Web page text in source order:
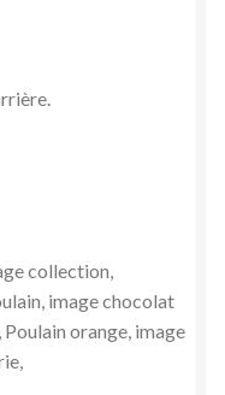
collection,
image chocolat
orange, image